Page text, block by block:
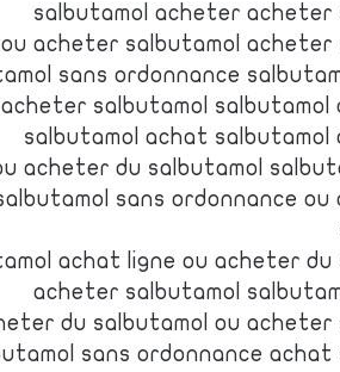
salbutamol acheter acheter
ou acheter salbutamol acheter
sans ordonnance
acheter salbutamol salbutamol
salbutamol achat salbutamol
acheter du salbutamol
sans ordonnance ou
achat ligne ou acheter du
acheter salbutamol
du salbutamol ou acheter
sans ordonnance achat